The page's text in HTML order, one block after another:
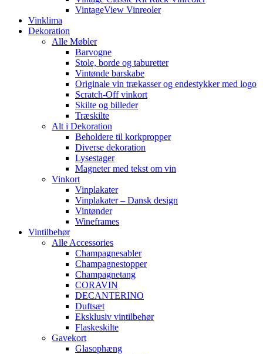
VintageView Vinreoler
Vinklima
Dekoration
Alle Møbler
Barvogne
Stole, borde og taburetter
Vintønde barskabe
Originale vin trækasser og endestykker med logo
Scratch-Off vinkort
Skilte og billeder
Træskilte
Alt i Dekoration
Beholdere til korkpropper
Diverse dekoration
Lysestager
Magneter med tekst om vin
Vinkort
Vinplakater
Vinplakater – Dansk design
Vintønder
Wineframes
Vintilbehør
Alle Accessories
Champagnesabler
Champagnestopper
Champagnetang
CORAVIN
DECANTERINO
Duftsæt
Eksklusiv vintilbehør
Flaskeskilte
Gavekort
Glasophæng